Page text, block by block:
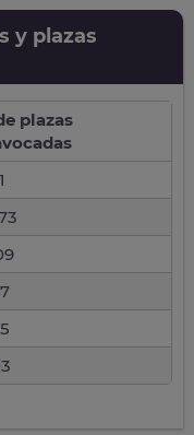
y plazas
plazas